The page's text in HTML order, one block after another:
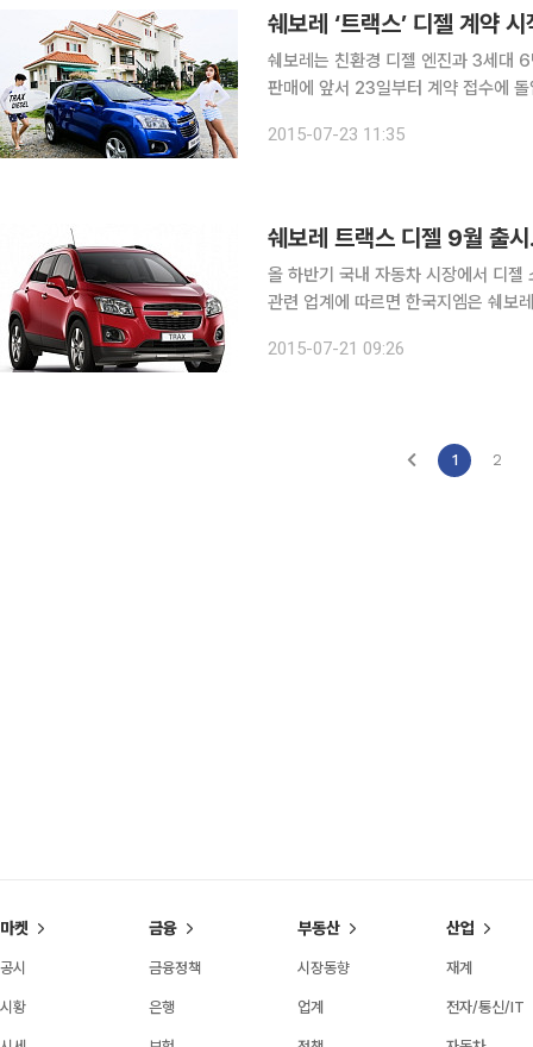
쉐보레 ‘트랙스’ 디젤 계약
쉐보레는 친환경 디젤 엔진과 3세대
판매에 앞서 23일부터 계약 접수에 돌입했다고 23일 밝혔
2015-07-23 11:35
쉐보레 트랙스 디젤 9월 출
올 하반기 국내 자동차 시장에서 디젤
관련 업계에 따르면 한국지엠은 쉐보
소형 SUV 쌍두마차 쌍용차의 티볼
2015-07-21 09:26
1 2
마켓
공시
시황
금융
금융정책
은행
부동산
시장동향
업계
산업
재계
전자/통신/IT